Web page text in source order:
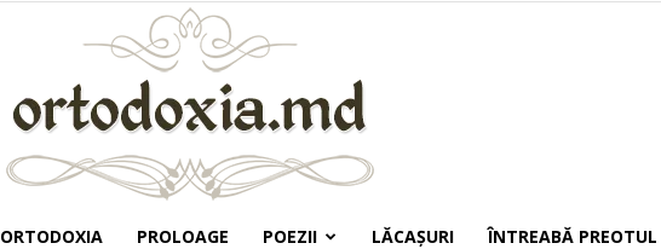
ORTODOXIA PROLOAGE POEZII LĂCAŞURI ÎNTREABĂ PREOTUL